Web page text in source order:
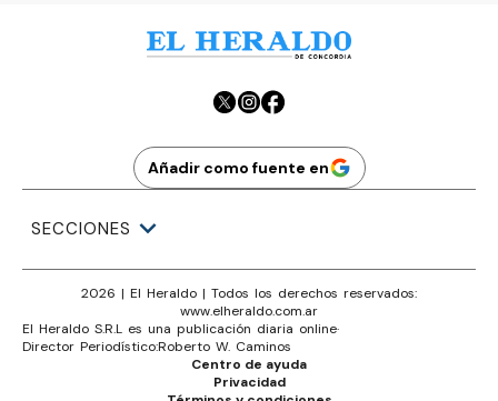
Añadir como fuente en
SECCIONES
2026 | El Heraldo | Todos los derechos reservados:
www.elheraldo.com.ar
El Heraldo S.R.L es una publicación diaria online·
Director Periodístico:Roberto W. Caminos
Privacidad
Centro de ayuda